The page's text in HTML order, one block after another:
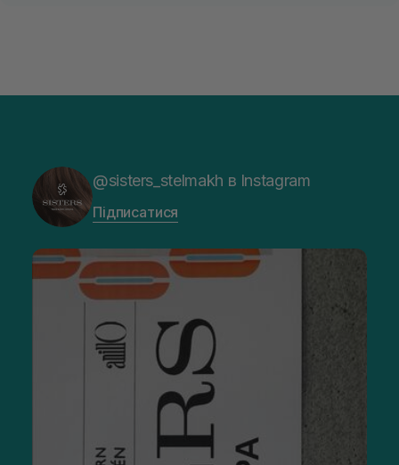
@sisters_stelmakh в Instagram
Підписатися